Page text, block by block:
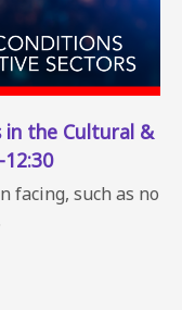
in the Cultural &
facing, such as no